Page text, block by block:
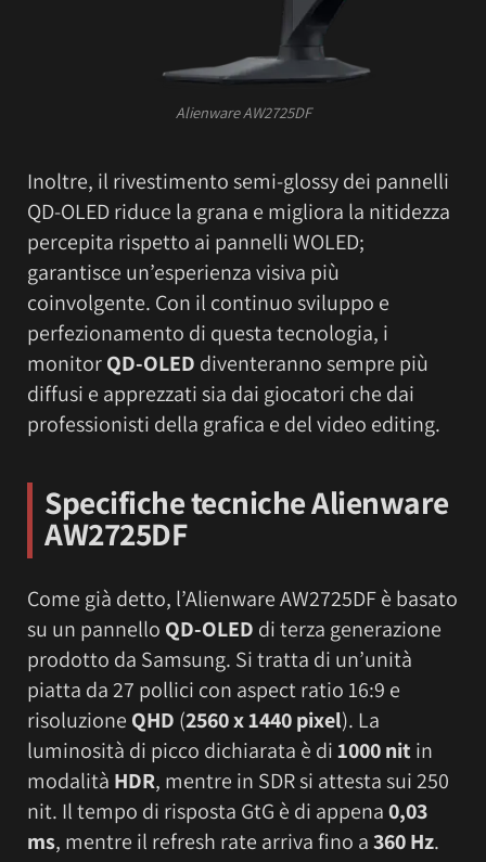
Alienware AW2725DF
Inoltre, il rivestimento semi-glossy dei pannelli
QD-OLED riduce la grana e migliora la nitidezza
percepita rispetto ai pannelli WOLED;
garantisce un’esperienza visiva più
coinvolgente. Con il continuo sviluppo e
perfezionamento di questa tecnologia, i
monitorQD-OLED diventeranno sempre più
diffusi e apprezzati sia dai giocatori che dai
professionisti della grafica e del video editing.
Specifiche tecniche Alienware
AW2725DF
Come già detto, l’Alienware AW2725DF è basato
su un pannello QD-OLED di terza generazione
prodotto da Samsung. Si tratta di un’unità
piatta da 27 pollici con aspect ratio 16:9 e
risoluzione QHD (2560 x 1440 pixel). La
luminosità di picco dichiarata è di1000 nit in
modalità HDR, mentre in SDR si attesta sui 250
nit. Il tempo di risposta GtG è di appena0,03
ms, mentre il refresh rate arriva fino a360 Hz.